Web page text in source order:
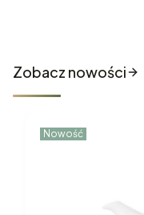
Zobacz nowości
Nowość